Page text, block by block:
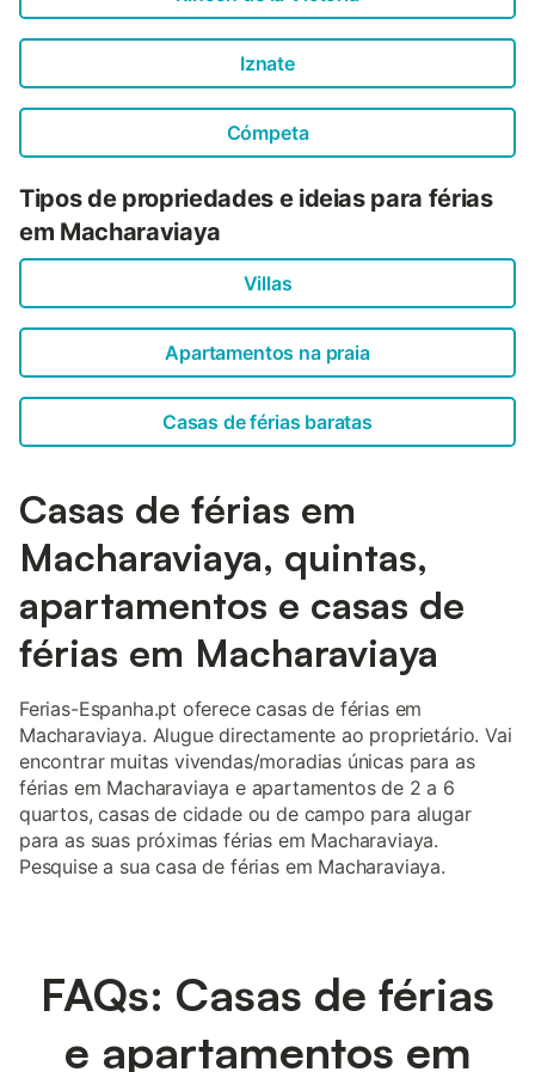
Iznate
Cómpeta
Tipos de propriedades e ideias para férias
em Macharaviaya
Villas
Apartamentos na praia
Casas de férias baratas
Casas de férias em
Macharaviaya, quintas,
apartamentos e casas de
férias em Macharaviaya
Ferias-Espanha.pt oferece casas de férias em
Macharaviaya. Alugue directamente ao proprietário. Vai
encontrar muitas vivendas/moradias únicas para as
férias em Macharaviaya e apartamentos de 2 a 6
quartos, casas de cidade ou de campo para alugar
para as suas próximas férias em Macharaviaya.
Pesquise a sua casa de férias em Macharaviaya.
FAQs: Casas de férias
e apartamentos em